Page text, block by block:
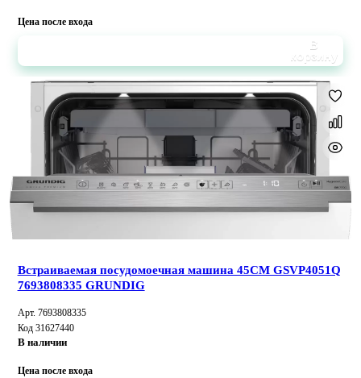
Цена после входа
В
корзину
Встраиваемая посудомоечная машина 45СМ GSVP4051Q
7693808335 GRUNDIG
Арт. 7693808335
Код 31627440
В наличии
Цена после входа